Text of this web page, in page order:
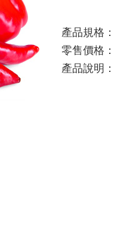
產品規格
零售價格
產品說明